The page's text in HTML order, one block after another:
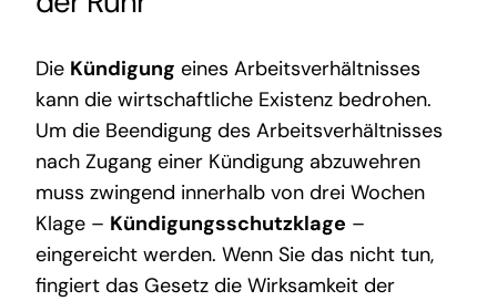
Die Kündigung eines Arbeitsverhältnisses
kann die wirtschaftliche Existenz bedrohen.
Um die Beendigung des Arbeitsverhältnisses
nach Zugang einer Kündigung abzuwehren
muss zwingend innerhalb von drei Wochen
Klage – Kündigungsschutzklage –
eingereicht werden. Wenn Sie das nicht tun,
fingiert das Gesetz die Wirksamkeit der